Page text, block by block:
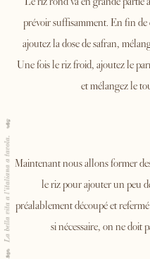
Le riz rond va en grande partie
prévoir suffisamment. En fin de
ajoutez la dose de safran,
Une fois le riz froid, ajoutez le
et mélangez le
Maintenant nous allons former
le riz pour ajouter un peu
préalablement découpé et
si nécessaire, on ne doit